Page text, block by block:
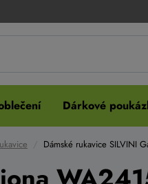
Dárkové
Dámské rukavice SILVINI